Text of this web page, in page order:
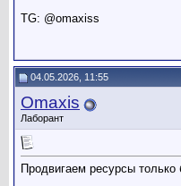
TG: @omaxiss
04.05.2026, 11:55
Omaxis
Лаборант
Продвигаем ресурсы